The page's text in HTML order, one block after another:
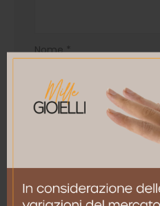
Nome*
Email*
Salva il mio nome,
browser per la prossima